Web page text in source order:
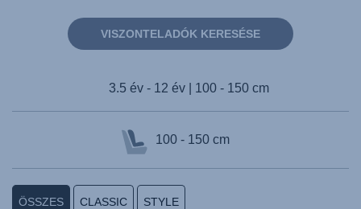
VISZONTELADÓK KERESÉSE
3.5 év - 12 év | 100 - 150 cm
100 - 150 cm
ÖSSZES CLASSIC STYLE